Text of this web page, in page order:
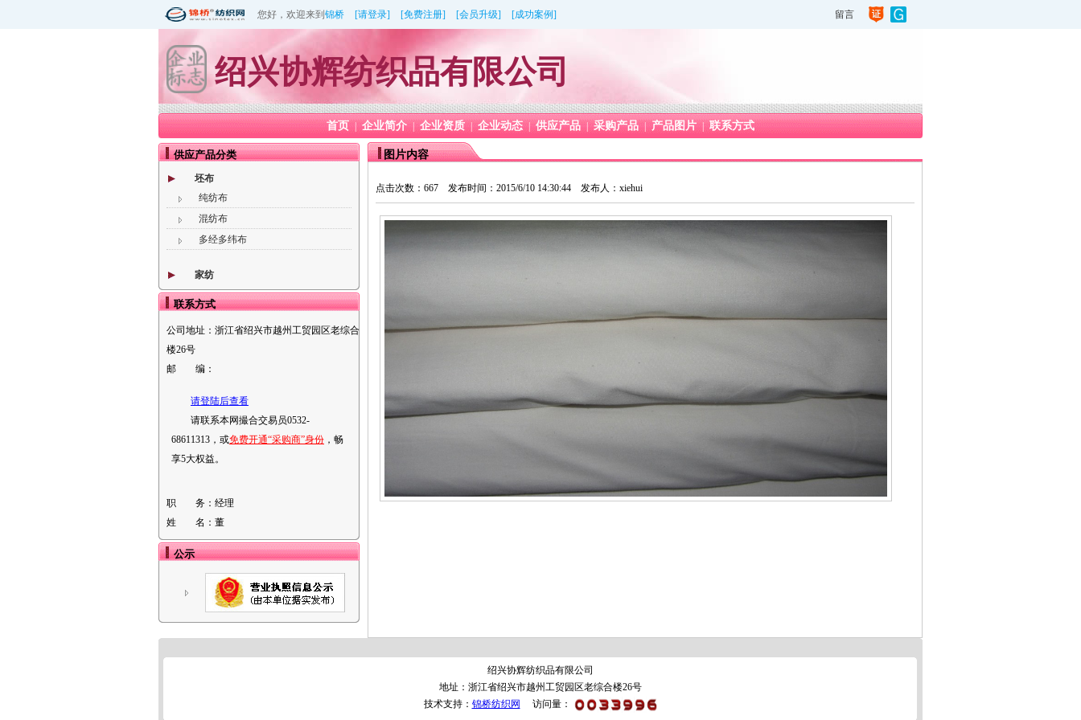
您好，欢迎来到 锦桥 [请登录] [免费注册] [会员升级] [成功案例] 留言
绍兴协辉纺织品有限公司
首页 企业简介 | 企业资质 企业动态 供应产品 采购产品 产品图片 | 联系方式
供应产品分类
坯布
纯纺布
混纺布
多经多纬布
家纺
联系方式
公司地址： 浙江省绍兴市越州工贸园区老综合
楼26号
邮 编：
请登陆后查看
请联系本网撮合交易员0532-
68611313，或免费开通“采购商”身份 ，畅
享5大权益。
职 务： 经理
姓 名： 董
公示
图片内容
点击次数：667 发布时间：2015/6/10 14:30:44 发布人：xiehui
绍兴协辉纺织品有限公司
地址：浙江省绍兴市越州工贸园区老综合楼26号
技术支持： 锦桥纺织网 访问量：